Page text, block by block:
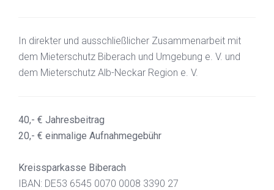
In direkter und ausschließlicher Zusammenarbeit mit
dem Mieterschutz Biberach und Umgebung e. V. und
dem Mieterschutz Alb-Neckar Region e. V.
40,- € Jahresbeitrag
20,- € einmalige Aufnahmegebühr
Kreissparkasse Biberach
IBAN: DE53 6545 0070 0008 3390 27